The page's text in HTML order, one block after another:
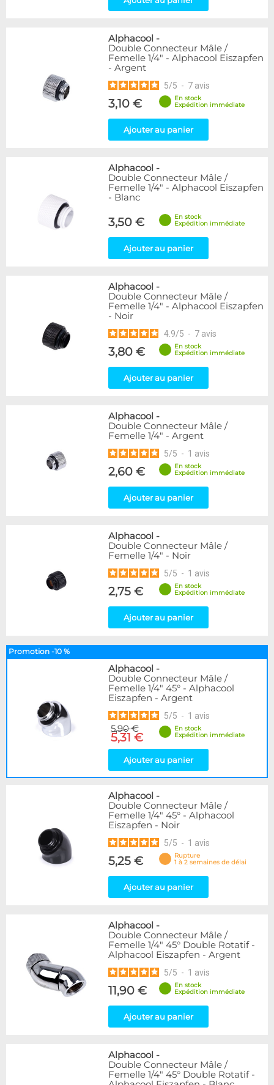
Alphacool -
Double Connecteur Mâle /
Femelle 1/4" - Alphacool Eiszapfen
- Argent
5/5 - 7 avis
3,10 €
En stock
Expédition immédiate
Ajouter au panier
Alphacool -
Double Connecteur Mâle /
Femelle 1/4" - Alphacool Eiszapfen
- Blanc
3,50 €
En stock
Expédition immédiate
Ajouter au panier
Alphacool -
Double Connecteur Mâle /
Femelle 1/4" - Alphacool Eiszapfen
- Noir
4.9/5 - 7 avis
3,80 €
En stock
Expédition immédiate
Ajouter au panier
Alphacool -
Double Connecteur Mâle /
Femelle 1/4" - Argent
5/5 - 1 avis
2,60 €
En stock
Expédition immédiate
Ajouter au panier
Alphacool -
Double Connecteur Mâle /
Femelle 1/4" - Noir
5/5 - 1 avis
2,75 €
En stock
Expédition immédiate
Ajouter au panier
Promotion -10 %
Alphacool -
Double Connecteur Mâle /
Femelle 1/4" 45° - Alphacool
Eiszapfen - Argent
5/5 - 1 avis
5,90 €
5,31 €
En stock
Expédition immédiate
Ajouter au panier
Alphacool -
Double Connecteur Mâle /
Femelle 1/4" 45° - Alphacool
Eiszapfen - Noir
5/5 - 1 avis
5,25 €
Rupture
1 à 2 semaines de délai
Ajouter au panier
Alphacool -
Double Connecteur Mâle /
Femelle 1/4" 45° Double Rotatif -
Alphacool Eiszapfen - Argent
5/5 - 1 avis
11,90 €
En stock
Expédition immédiate
Ajouter au panier
Alphacool -
Double Connecteur Mâle /
Femelle 1/4" 45° Double Rotatif -